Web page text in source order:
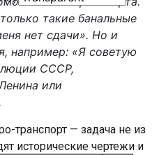
такие банальные
нет сдачи». Но и
например: «Я советую
СССР,
или
транспорт — задача не из
исторические чертежи и